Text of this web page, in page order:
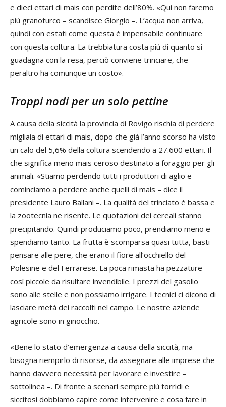
e dieci ettari di mais con perdite dell’80%. «Qui non faremo
più granoturco – scandisce Giorgio –. L’acqua non arriva,
quindi con estati come questa è impensabile continuare
con questa coltura. La trebbiatura costa più di quanto si
guadagna con la resa, perciò conviene trinciare, che
peraltro ha comunque un costo».
Troppi nodi per un solo pettine
A causa della siccità la provincia di Rovigo rischia di perdere
migliaia di ettari di mais, dopo che già l’anno scorso ha visto
un calo del 5,6% della coltura scendendo a 27.600 ettari. Il
che significa meno mais ceroso destinato a foraggio per gli
animali. «Stiamo perdendo tutti i produttori di aglio e
cominciamo a perdere anche quelli di mais – dice il
presidente Lauro Ballani –. La qualità del trinciato è bassa e
la zootecnia ne risente. Le quotazioni dei cereali stanno
precipitando. Quindi produciamo poco, prendiamo meno e
spendiamo tanto. La frutta è scomparsa quasi tutta, basti
pensare alle pere, che erano il fiore all’occhiello del
Polesine e del Ferrarese. La poca rimasta ha pezzature
così piccole da risultare invendibile. I prezzi del gasolio
sono alle stelle e non possiamo irrigare. I tecnici ci dicono di
lasciare metà dei raccolti nel campo. Le nostre aziende
agricole sono in ginocchio.
«Bene lo stato d’emergenza a causa della siccità, ma
bisogna riempirlo di risorse, da assegnare alle imprese che
hanno davvero necessità per lavorare e investire –
sottolinea –. Di fronte a scenari sempre più torridi e
siccitosi dobbiamo capire come intervenire e cosa fare in